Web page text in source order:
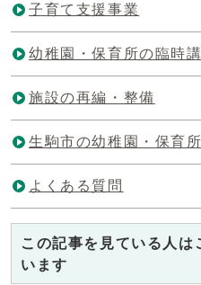
子育て支援事業
幼稚園・保育所の臨時
施設の再編・整備
生駒市の幼稚園・保育
よくある質問
この記事を見ている人は
います